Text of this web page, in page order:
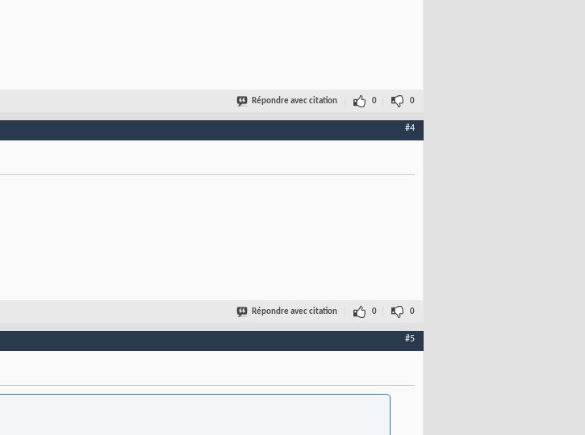
Répondre avec citation 0 0
#4
Répondre avec citation 0 0
#5